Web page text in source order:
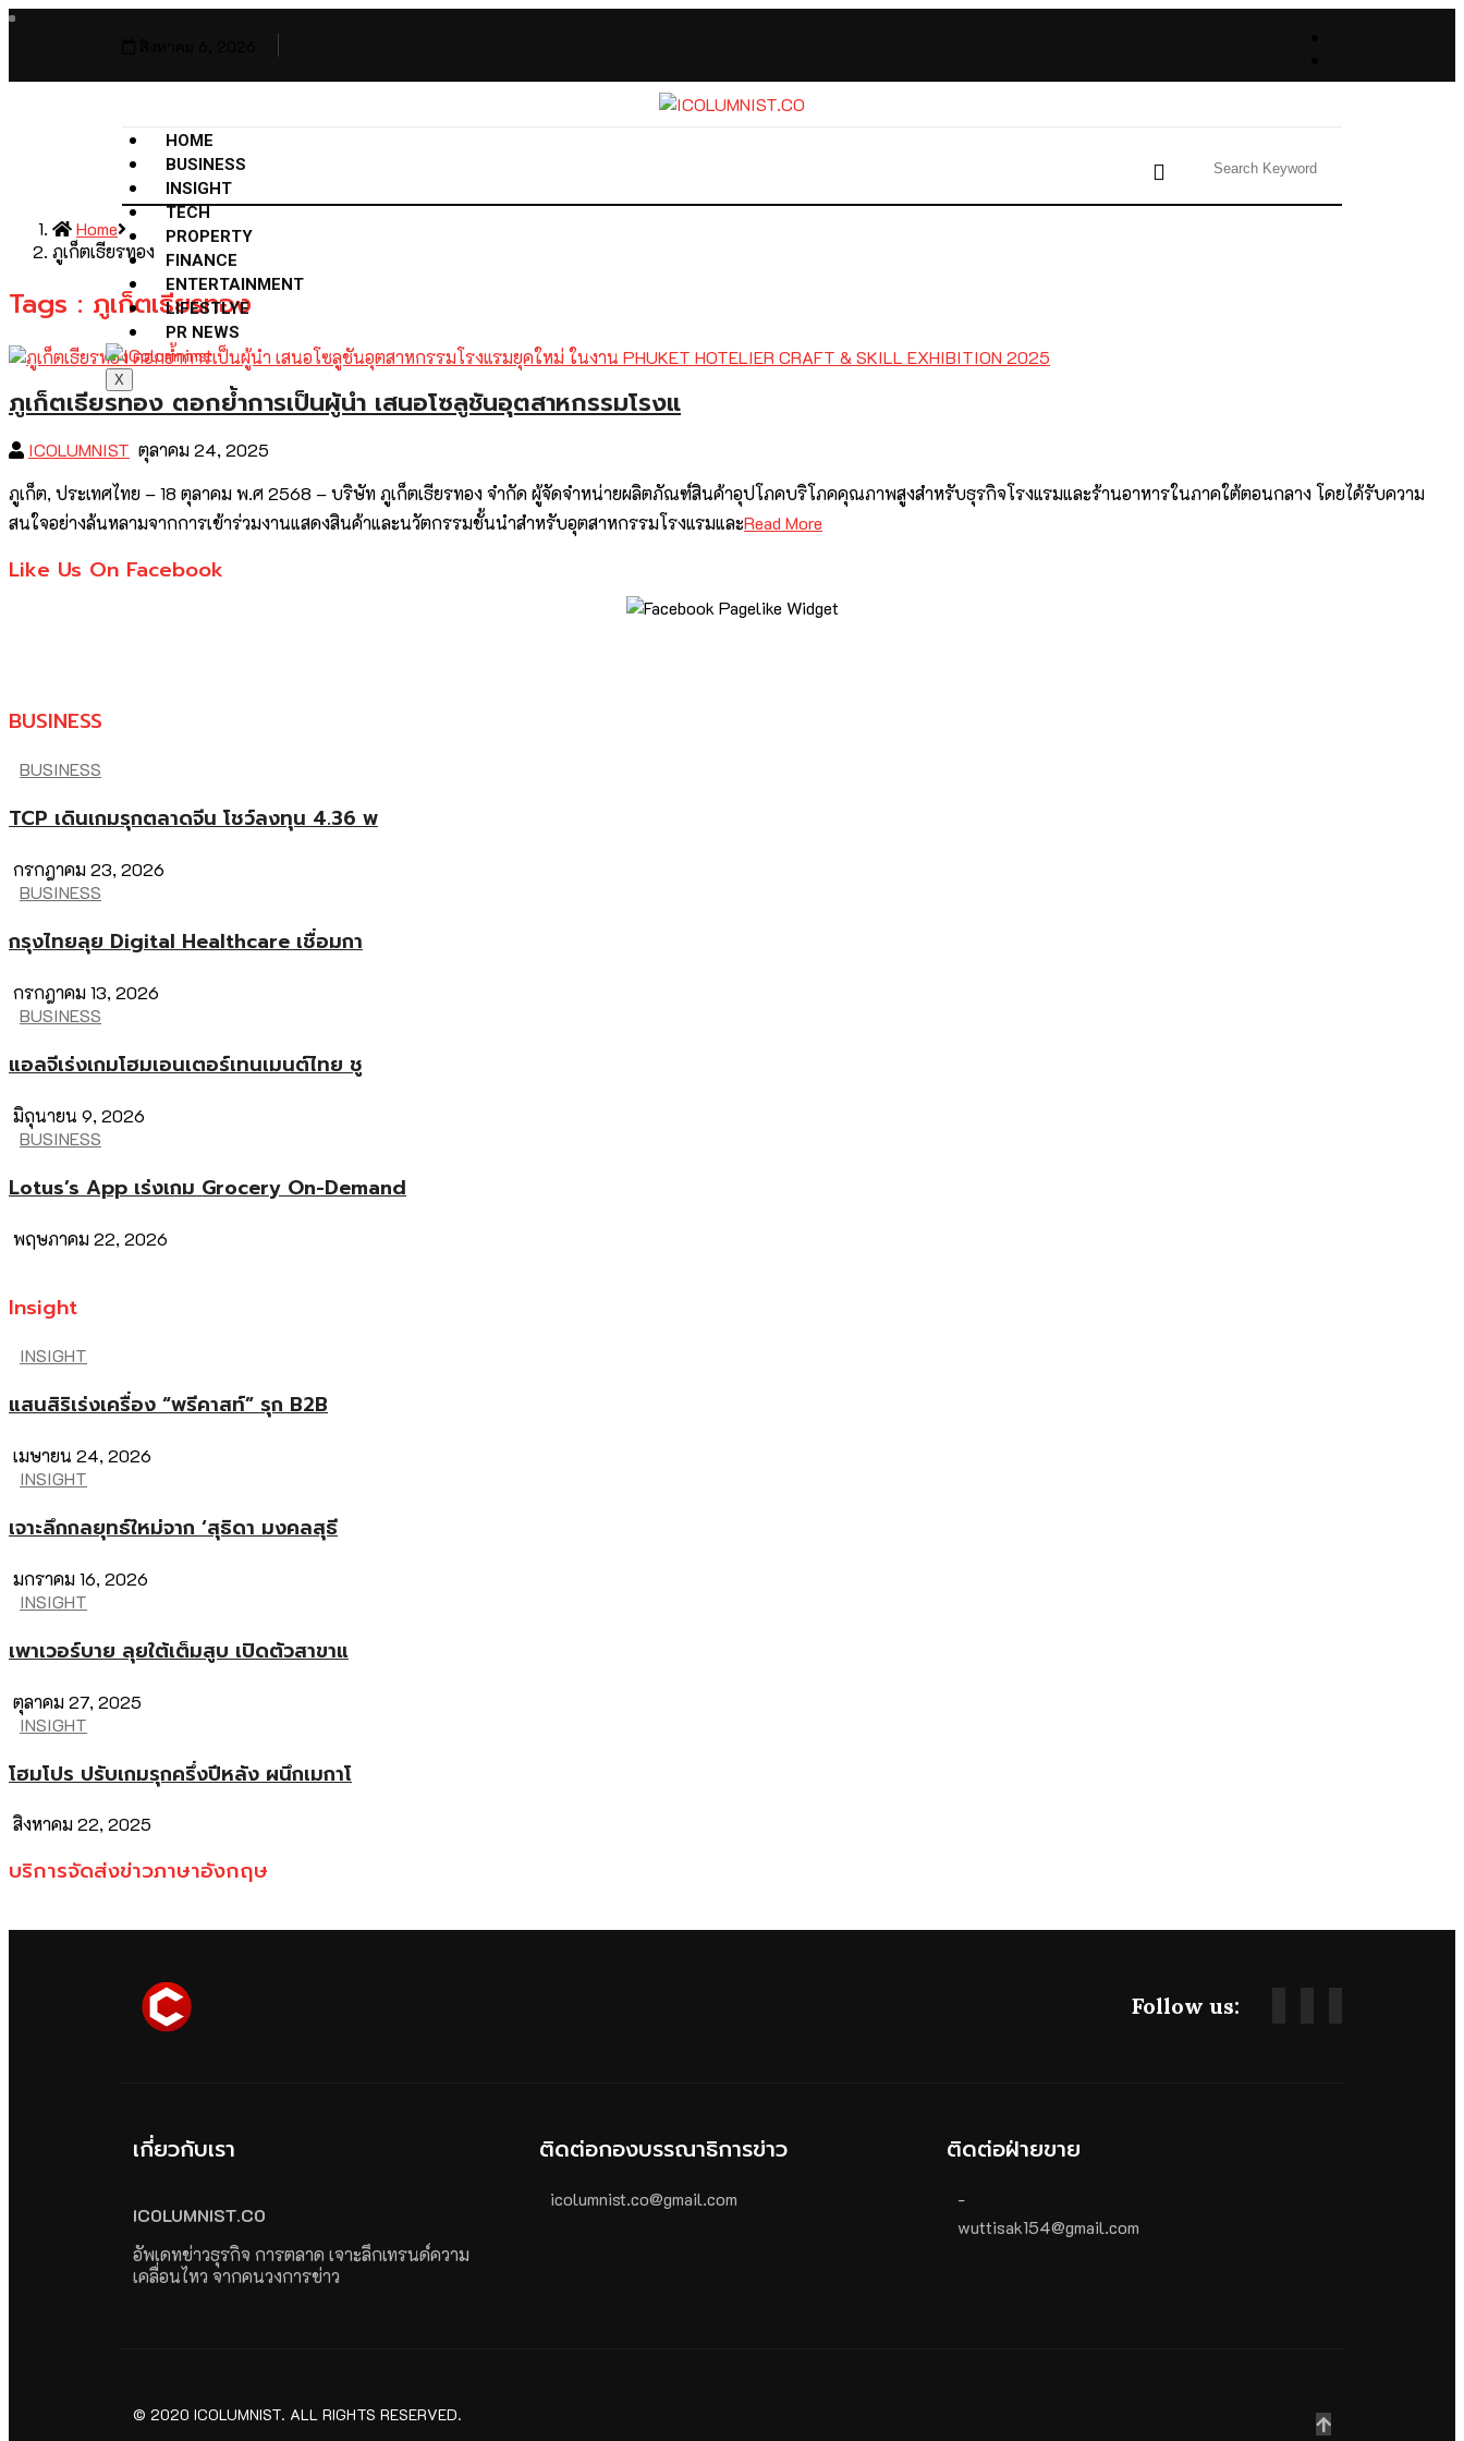
HOME
BUSINESS
INSIGHT
TECH
PROPERTY
FINANCE
ENTERTAINMENT
LIFESTLYE
PR NEWS
X
Home
ภูเก็ตเธียรทอง
Tags : ภูเก็ตเธียรทอง
ภูเก็ตเธียรทอง ตอกย้ำการเป็นผู้นำ เสนอโซลูชันอุตสาหกรรมโรงแ
ICOLUMNIST ตุลาคม 24, 2025
ภูเก็ต, ประเทศไทย – 18 ตุลาคม พ.ศ 2568 – บริษัท ภูเก็ตเธียรทอง จำกัด ผู้จัดจำหน่ายผลิตภัณฑ์สินค้าอุปโภคบริโภคคุณภาพสูงสำหรับธุรกิจโรงแรมและร้านอาหารในภาคใต้ตอนกลาง โดยได้รับความ
สนใจอย่างล้นหลามจากการเข้าร่วมงานแสดงสินค้าและนวัตกรรมชั้นนำสำหรับอุตสาหกรรมโรงแรมและRead More
Like Us On Facebook
BUSINESS
BUSINESS
TCP เดินเกมรุกตลาดจีน โชว์ลงทุน 4.36 พ
กรกฎาคม 23, 2026
BUSINESS
กรุงไทยลุย Digital Healthcare เชื่อมกา
กรกฎาคม 13, 2026
BUSINESS
แอลจีเร่งเกมโฮมเอนเตอร์เทนเมนต์ไทย ชู
มิถุนายน 9, 2026
BUSINESS
Lotus’s App เร่งเกม Grocery On-Demand
พฤษภาคม 22, 2026
Insight
INSIGHT
แสนสิริเร่งเครื่อง “พรีคาสท์” รุก B2B
เมษายน 24, 2026
INSIGHT
เจาะลึกกลยุทธ์ใหม่จาก ‘สุธิดา มงคลสุธี
มกราคม 16, 2026
INSIGHT
เพาเวอร์บาย ลุยใต้เต็มสูบ เปิดตัวสาขาแ
ตุลาคม 27, 2025
INSIGHT
โฮมโปร ปรับเกมรุกครึ่งปีหลัง ผนึกเมกาโ
สิงหาคม 22, 2025
บริการจัดส่งข่าวภาษาอังกฤษ
Follow us:
เกี่ยวกับเรา
ICOLUMNIST.CO
อัพเดทข่าวธุรกิจ การตลาด เจาะลึกเทรนด์ความ
เคลื่อนไหว จากคนวงการข่าว
ติดต่อกองบรรณาธิการข่าว
icolumnist.co@gmail.com
ติดต่อฝ่ายขาย
-
wuttisak154@gmail.com
© 2020 ICOLUMNIST. ALL RIGHTS RESERVED.